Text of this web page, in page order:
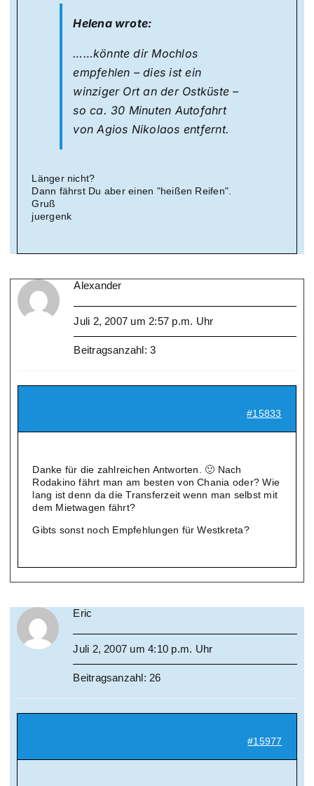
Helena wrote:
……könnte dir Mochlos
empfehlen – dies ist ein
winziger Ort an der Ostküste –
so ca. 30 Minuten Autofahrt
von Agios Nikolaos entfernt.
Länger nicht?
Dann fährst Du aber einen "heißen Reifen".
Gruß
juergenk
Alexander
Juli 2, 2007 um 2:57 p.m. Uhr
Beitragsanzahl: 3
#15833
Danke für die zahlreichen Antworten. 🙂 Nach
Rodakino fährt man am besten von Chania oder? Wie
lang ist denn da die Transferzeit wenn man selbst mit
dem Mietwagen fährt?
Gibts sonst noch Empfehlungen für Westkreta?
Eric
Juli 2, 2007 um 4:10 p.m. Uhr
Beitragsanzahl: 26
#15977